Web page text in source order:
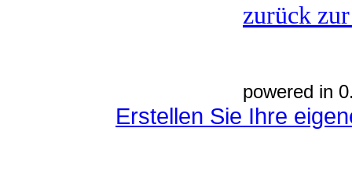
zurück
powered in
Erstellen Sie Ihre